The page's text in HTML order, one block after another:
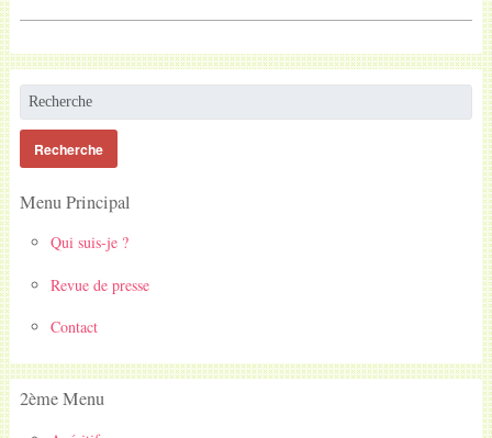
Menu Principal
Qui suis-je ?
Revue de presse
Contact
2ème Menu